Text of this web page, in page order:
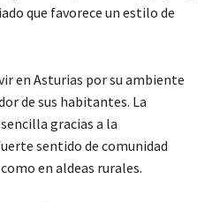
que favorece un estilo de
en Asturias por su ambiente
de sus habitantes. La
gracias a la
sentido de comunidad
en aldeas rurales.